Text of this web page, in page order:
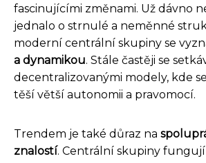
fascinujícími změnami. Už dávno
jednalo o strnulé a neměnné
moderní centrální skupiny se
a dynamikou. Stále častěji se
decentralizovanými modely, kde
těší větší autonomii a pravomocí.
Trendem je také důraz na
znalostí. Centrální skupiny